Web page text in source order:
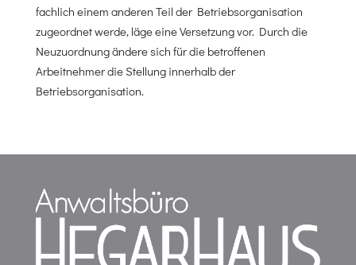
fachlich einem anderen Teil der Betriebsorganisation
zugeordnet werde, läge eine Versetzung vor. Durch die
Neuzuordnung ändere sich für die betroffenen
Arbeitnehmer die Stellung innerhalb der
Betriebsorganisation.